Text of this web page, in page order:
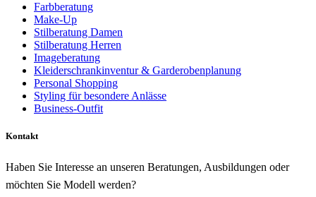
Farbberatung
Make-Up
Stilberatung Damen
Stilberatung Herren
Imageberatung
Kleiderschrankinventur & Garderobenplanung
Personal Shopping
Styling für besondere Anlässe
Business-Outfit
Kontakt
Haben Sie Interesse an unseren Beratungen, Ausbildungen oder
möchten Sie Modell werden?